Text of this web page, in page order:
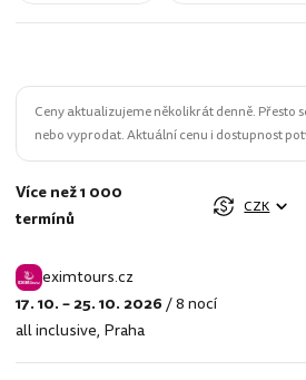
Ceny aktualizujeme několikrát denně. Přesto
nebo vyprodat. Aktuální cenu i dostupnost
Více než 1 000
termínů
CZK
eximtours.cz
eximtours.cz
17. 10. – 25. 10. 2026/8 nocí
all inclusive, Praha